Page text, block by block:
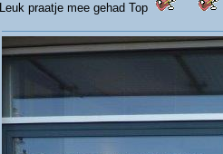
Leuk praatje mee gehad Top